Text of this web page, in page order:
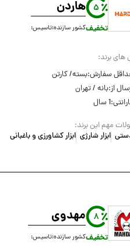
5
تخفیف
هاردن
کشور سازنده:تاسیس:
های برند:
سفارش:بسته/ کارتن
از:بانه / تهران
1 سال
مهم این برند:
دستی ابزار شارژی ابزار کشاورزی و باغبانی
8
تخفیف
مهدوی
کشور سازنده:تاسیس: